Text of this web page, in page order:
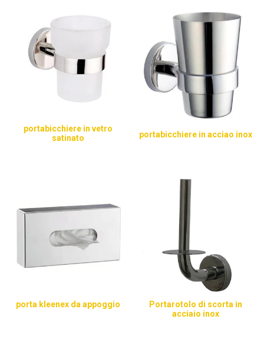
portabicchiere in vetro
satinato
portabicchiere in acciao inox
porta kleenex da appoggio
Portarotolo di scorta in
acciaio inox